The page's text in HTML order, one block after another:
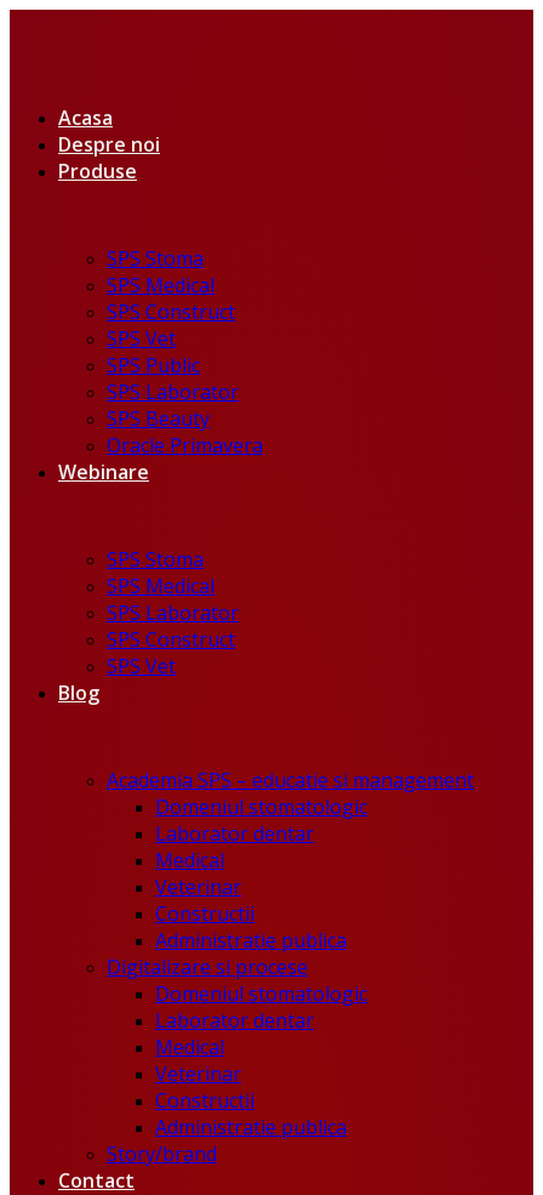
Acasa
Despre noi
Produse
SPS Stoma
SPS Medical
SPS Construct
SPS Vet
SPS Public
SPS Laborator
SPS Beauty
Oracle Primavera
Webinare
SPS Stoma
SPS Medical
SPS Laborator
SPS Construct
SPS Vet
Blog
Academia SPS – educatie si management
Domeniul stomatologic
Laborator dentar
Medical
Veterinar
Constructii
Administratie publica
Digitalizare si procese
Domeniul stomatologic
Laborator dentar
Medical
Veterinar
Constructii
Administratie publica
Story/brand
Contact